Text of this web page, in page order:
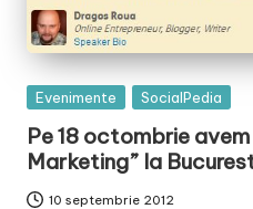
Posted
Evenimente SocialPedia
Pe 18 octombrie
Marketing” la
10 septembrie 2012